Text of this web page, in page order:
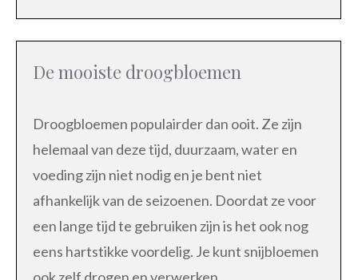
De mooiste droogbloemen
Droogbloemen populairder dan ooit. Ze zijn
helemaal van deze tijd, duurzaam, water en
voeding zijn niet nodig en je bent niet
afhankelijk van de seizoenen. Doordat ze voor
een lange tijd te gebruiken zijn is het ook nog
eens hartstikke voordelig. Je kunt snijbloemen